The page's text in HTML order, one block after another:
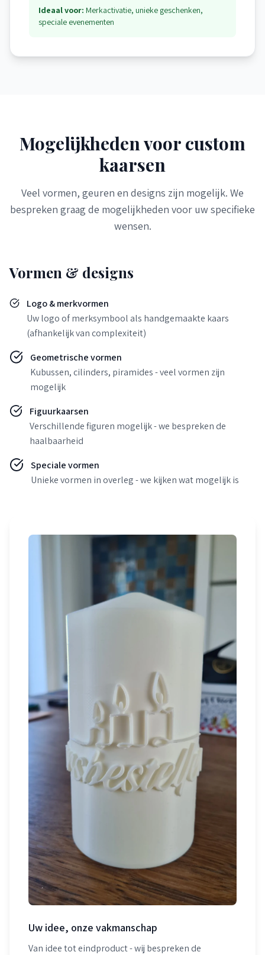
Ideaal voor: Merkactivatie, unieke geschenken,
speciale evenementen
Mogelijkheden voor custom
kaarsen
Veel vormen, geuren en designs zijn mogelijk. We
bespreken graag de mogelijkheden voor uw specifieke
wensen.
Vormen & designs
Logo & merkvormen
Uw logo of merksymbool als handgemaakte kaars
(afhankelijk van complexiteit)
Geometrische vormen
Kubussen, cilinders, piramides - veel vormen zijn
mogelijk
Figuurkaarsen
Verschillende figuren mogelijk - we bespreken de
haalbaarheid
Speciale vormen
Unieke vormen in overleg - we kijken wat mogelijk is
Uw idee, onze vakmanschap
Van idee tot eindproduct - wij bespreken de